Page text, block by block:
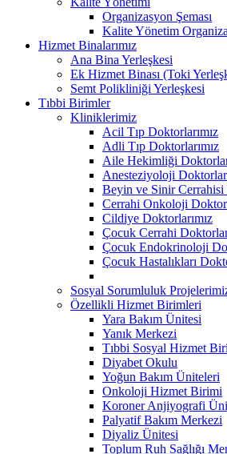
Organizasyon Şeması
Kalite Yönetim
Hizmet Binalarımız
Ana Bina Yerleşkesi
Ek Hizmet Binası (Toki
Semt Polikliniği Yerleşkesi
Tıbbi Birimler
Kliniklerimiz
Acil Tıp Doktorlarımız
Adli Tıp Doktorlarımız
Aile Hekimliği
Anesteziyoloji
Beyin ve Sinir Cerrahisi
Cerrahi Onkoloji
Cildiye Doktorlarımız
Çocuk Cerrahi
Çocuk Endokrinoloji
Çocuk Hastalıkları
Sosyal Sorumluluk
Özellikli Hizmet Birimleri
Yara Bakım Ünitesi
Yanık Merkezi
Tıbbi Sosyal Hizmet
Diyabet Okulu
Yoğun Bakım Üniteleri
Onkoloji Hizmet Birimi
Koroner Anjiyografi
Palyatif Bakım Merkezi
Diyaliz Ünitesi
Toplum Ruh Sağlığı